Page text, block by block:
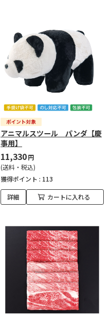
アニマルスツール パンダ【慶
事用】
11,330円
(送料・税込)
獲得ポイント : 113
詳細 カートに入れる